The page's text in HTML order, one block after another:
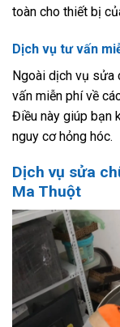
toàn cho thiết bị
Dịch vụ tư vấn
Ngoài dịch vụ sửa
vấn miễn phí về
Điều này giúp bạn
nguy cơ hỏng hóc.
Dịch vụ sửa
Ma Thuột